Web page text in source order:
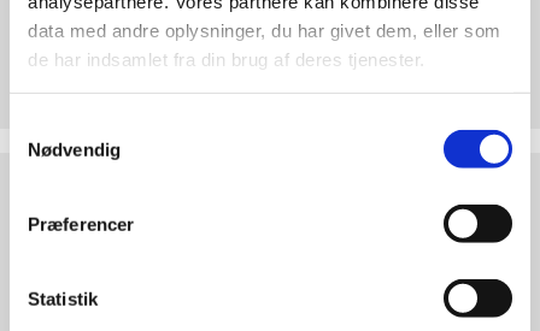
data med andre oplysninger, du har givet dem, eller som
de har indsamlet fra din brug af deres tjenester.
Nødvendig
Præferencer
Statistik
4.0:
Webshop
Test dine argumenter
Hvorfor er abort forkert? Find overbevisende